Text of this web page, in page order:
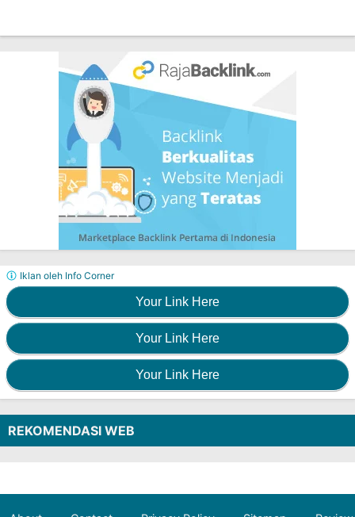
Your Link Here
Your Link Here
Your Link Here
Iklan oleh Info Corner
REKOMENDASI WEB